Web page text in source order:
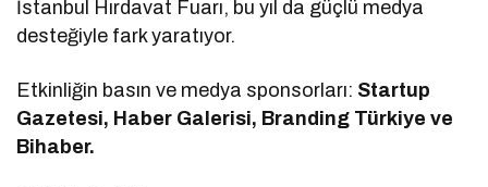
İstanbul Hırdavat Fuarı, bu yıl da güçlü medya
desteğiyle fark yaratıyor.
Etkinliğin basın ve medya sponsorları: Startup
Gazetesi, Haber Galerisi, Branding Türkiye ve
Bihaber.